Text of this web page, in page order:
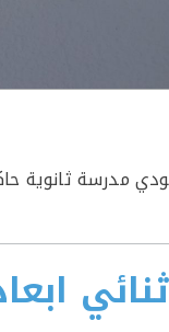
مدرسة ثانوية